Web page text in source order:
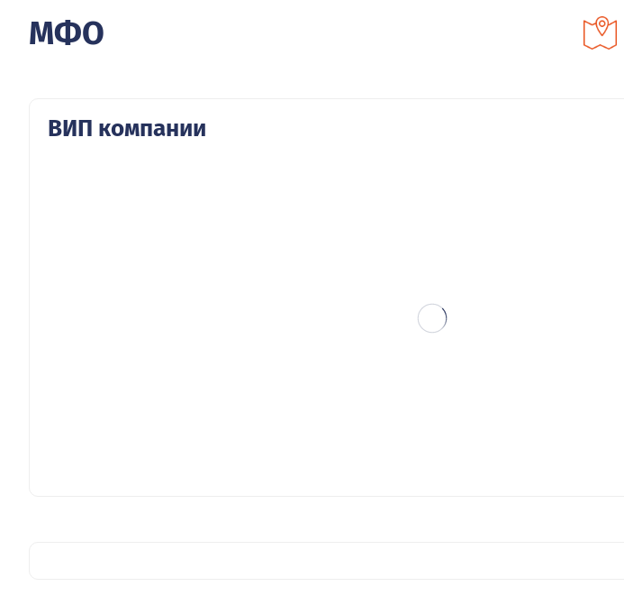
МФО
ВИП компании